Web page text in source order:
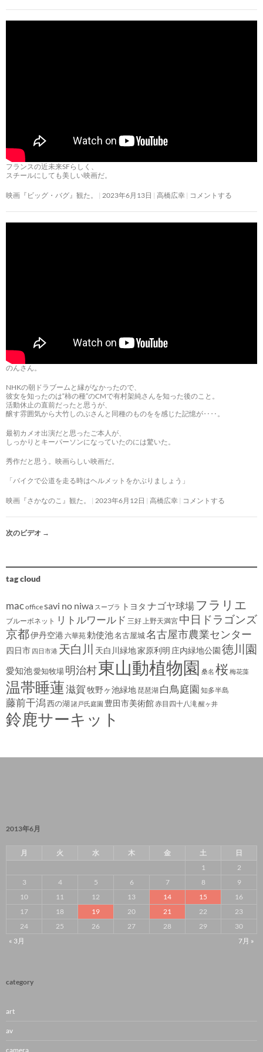
フランスの近未来SFらしく、
スチールにしても美しい映画だ。
映画『ビッグ・バグ』観た。 2023年6月13日 高橋広幸 コメントする
のんさん。
NHKの朝ドラブームと縁がなかったので、
彼女を知ったのは“柿の種”のCMで有村架純さんを知った後のこと。
活動休止の直前だったと思うが、
醸す雰囲気から大竹しのぶさんと同種のものをを感じた記憶が‥‥。
最初カメオ出演だと思ったご本人が、
しっかりとキーパーソンになっていたのには驚いた。
秀作だと思う。映画らしい映画だ。
「バイクで公道を走る時はヘルメットをかぶりましょう」
映画『さかなのこ』観た。 2023年6月12日 高橋広幸 コメントする
次のビデオ →
tag cloud
macofficesavi no niwa スープラ トヨタ ナゴヤ球場 フラリエ
ブルーボネット リトルワールド 三好上野天満宮 中日ドラゴンズ
京都伊丹空港 六華苑勅使池名古屋城名古屋市農業センター
四日市 四日市港 天白川 天白川緑地家原利明 庄内緑地公園徳川園
愛知池愛知牧場明治村東山動植物園 桑名 桜梅花藻
温帯睡蓮滋賀牧野ヶ池緑地 琵琶湖 白鳥庭園 知多半島
藤前干潟西の湖 諸戸氏庭園 豊田市美術館赤目四十八滝醒ヶ井
鈴鹿サーキット
2013年6月
月 火 水 木 金 土
日
1
2
3
4 5 6 7 8
9
10
11 12 13 14 15
16
17
18 19 20 21 22
23
24
25 26 27 28 29
30
« 3月
7月 »
category
art
av
camera